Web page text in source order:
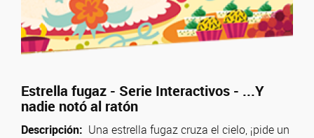
Estrella fugaz - Serie Interactivos - ...Y
nadie notó al ratón
Descripción: Una estrella fugaz cruza el cielo, ¡pide un